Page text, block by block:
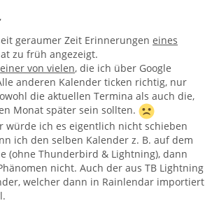
geraumer Zeit Erinnerungen eines
zu früh angezeigt.
einer von vielen, die ich über Google
anderen Kalender ticken richtig, nur
die aktuellen Termina als auch die,
Monat später sein sollten.
würde ich es eigentlich nicht schieben
ich den selben Kalender z. B. auf dem
(ohne Thunderbird & Lightning), dann
nicht. Auch der aus TB Lightning
welcher dann in Rainlendar importiert